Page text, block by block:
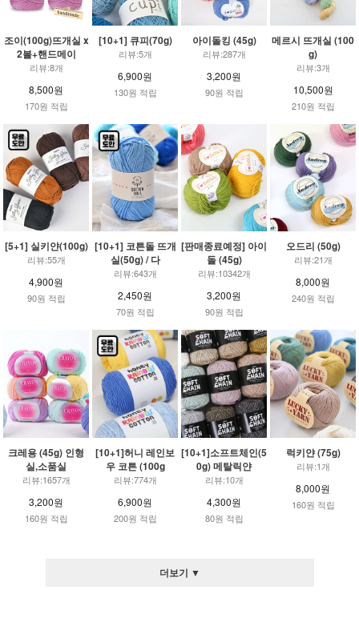
조이(100g)뜨개실 x
2볼+핸드메이
리뷰:8개
8,500원
170원 적립
[10+1] 큐피(70g)
리뷰:5개
6,900원
130원 적립
아이돌킹 (45g)
리뷰:287개
3,200원
90원 적립
메르시 뜨개실 (100
g)
리뷰:3개
10,500원
210원 적립
[5+1] 실키얀(100g)
리뷰:55개
4,900원
90원 적립
[10+1] 코튼돌 뜨개
실(50g) / 다
리뷰:643개
2,450원
70원 적립
[판매종료예정] 아이
돌 (45g)
리뷰:10342개
3,200원
90원 적립
오드리 (50g)
리뷰:21개
8,000원
240원 적립
크레용 (45g) 인형
실,소품실
리뷰:1657개
3,200원
160원 적립
[10+1]허니 레인보
우 코튼 (100g
리뷰:774개
6,900원
200원 적립
[10+1]소프트체인(5
0g) 메탈릭얀
리뷰:10개
4,300원
80원 적립
럭키얀 (75g)
리뷰:1개
8,000원
160원 적립
더보기 ▼